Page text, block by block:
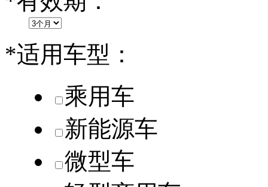
*适用车型：
乘用车
新能源车
微型车